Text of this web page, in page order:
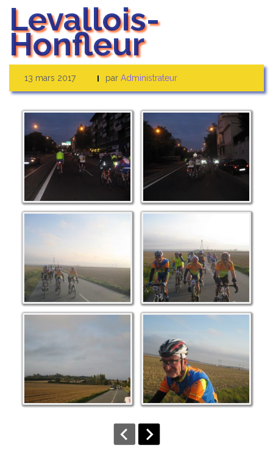
Levallois-
Honfleur
13 mars 2017 par Administrateur